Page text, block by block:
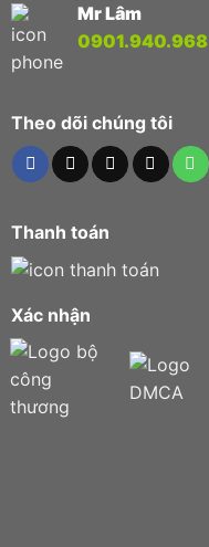
Mr Lâm
0901.940.968
Theo dõi chúng tôi
Thanh toán
Xác nhận